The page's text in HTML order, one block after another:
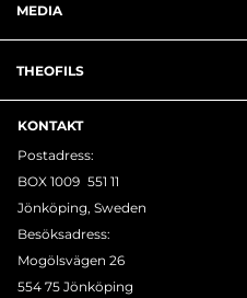
MEDIA
THEOFILS
KONTAKT
Postadress:
BOX 1009 551 11
Jönköping, Sweden
Besöksadress:
Mogölsvägen 26
554 75 Jönköping